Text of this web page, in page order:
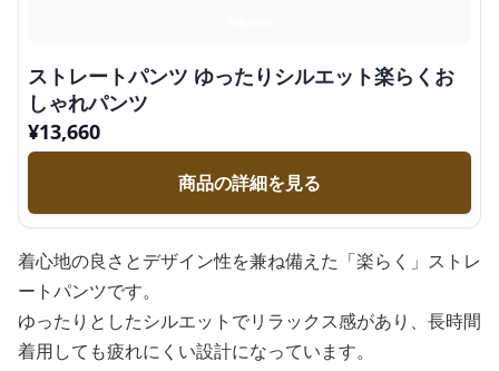
ストレートパンツ ゆったりシルエット楽らくお
しゃれパンツ
¥13,660
商品の詳細を見る
着心地の良さとデザイン性を兼ね備えた「楽らく」ストレ
ートパンツです。
ゆったりとしたシルエットでリラックス感があり、長時間
着用しても疲れにくい設計になっています。